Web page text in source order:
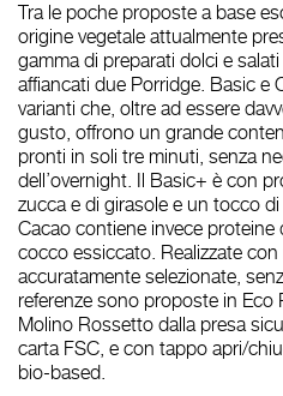
Tra le poche proposte a base
origine vegetale attualmente
gamma di preparati dolci e salati
affiancati due Porridge. Basic e
varianti che, oltre ad essere
gusto, offrono un grande
pronti in soli tre minuti, senza
dell’overnight. Il Basic+ è con
zucca e di girasole e un tocco
Cacao contiene invece proteine
cocco essiccato. Realizzate con
accuratamente selezionate,
referenze sono proposte in Eco
Molino Rossetto dalla presa
carta FSC, e con tappo apri/
bio-based.